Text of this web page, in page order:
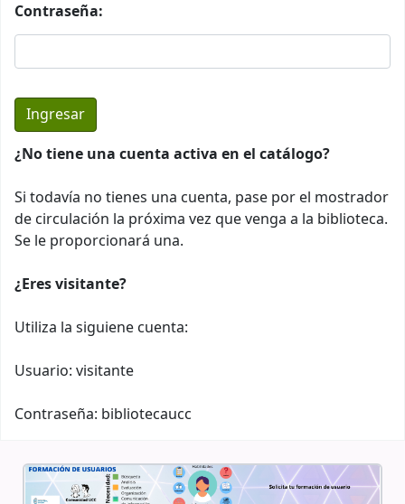
Contraseña:
¿No tiene una cuenta activa en el catálogo?
Si todavía no tienes una cuenta, pase por el mostrador
de circulación la próxima vez que venga a la biblioteca.
Se le proporcionará una.
¿Eres visitante?
Utiliza la siguiene cuenta:
Usuario: visitante
Contraseña: bibliotecaucc